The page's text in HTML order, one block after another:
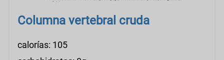
Columna vertebral cruda
calorías: 105